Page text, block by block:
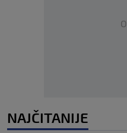
NAJČITANIJE